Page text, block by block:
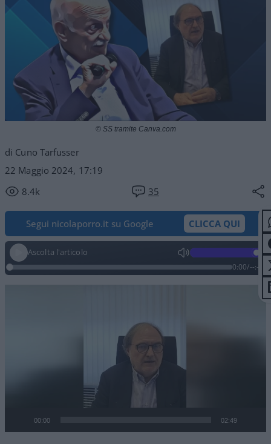
di Cuno Tarfusser
22 Maggio 2024, 17:19
8.4k
35
© SS tramite Canva.com
Segui nicolaporro.it su Google CLICCA QUI
Ascolta l'articolo
0:00/--:--
00:00 02:49